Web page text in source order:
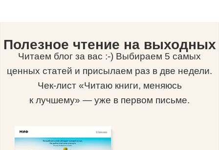
Полезное чтение на выходных
Читаем блог за вас :-) Выбираем 5 самых
ценных статей и присылаем раз в две недели.
Чек-лист «Читаю книги, меняюсь
к лучшему» — уже в первом письме.